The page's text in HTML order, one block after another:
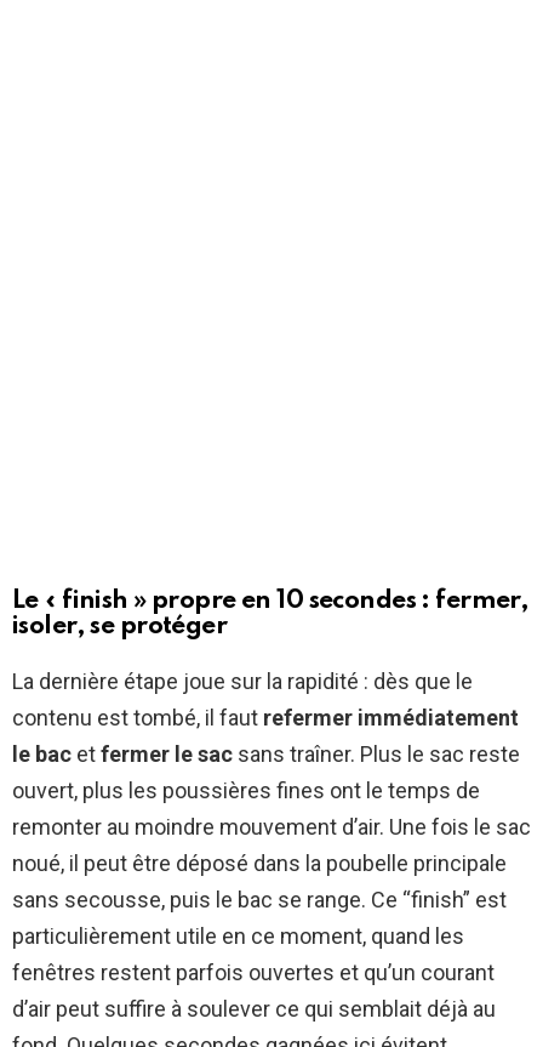
Le « finish » propre en 10 secondes : fermer,
isoler, se protéger
La dernière étape joue sur la rapidité : dès que le
contenu est tombé, il faut refermer immédiatement
le bac etfermer le sac sans traîner. Plus le sac reste
ouvert, plus les poussières fines ont le temps de
remonter au moindre mouvement d’air. Une fois le sac
noué, il peut être déposé dans la poubelle principale
sans secousse, puis le bac se range. Ce “finish” est
particulièrement utile en ce moment, quand les
fenêtres restent parfois ouvertes et qu’un courant
d’air peut suffire à soulever ce qui semblait déjà au